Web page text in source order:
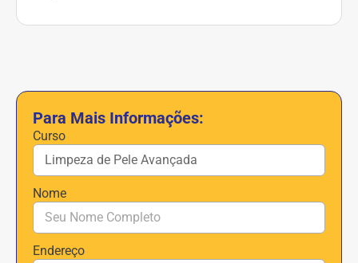
Para Mais Informações:
Curso
Nome
Endereço